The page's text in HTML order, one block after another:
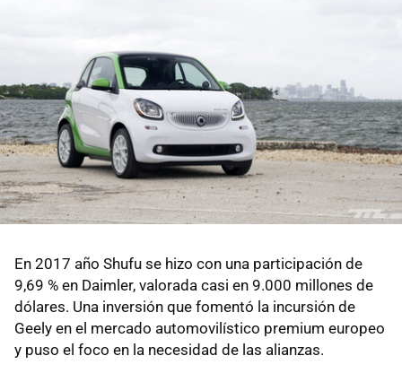
En 2017 año Shufu se hizo con una participación de
9,69 % en Daimler, valorada casi en 9.000 millones de
dólares. Una inversión que fomentó la incursión de
Geely en el mercado automovilístico premium europeo
y puso el foco en la necesidad de las alianzas.